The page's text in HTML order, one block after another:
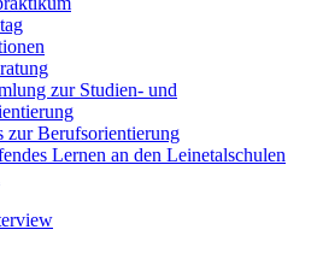
zur Studien- und
zur Berufsorientierung
Lernen an den Leinetalschulen